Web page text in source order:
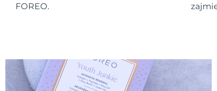
FOREO.
Oczekiwany czas dostawy
Szwecja
Oczekiwany czas dostawy